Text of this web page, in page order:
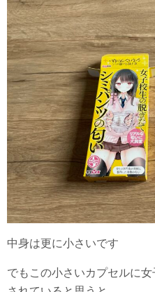
中身は更に小さいです
でもこの小さいカプセルに